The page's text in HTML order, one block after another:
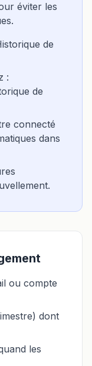
éviter les
de
:
de
connecté
dans
ou compte
dont
les